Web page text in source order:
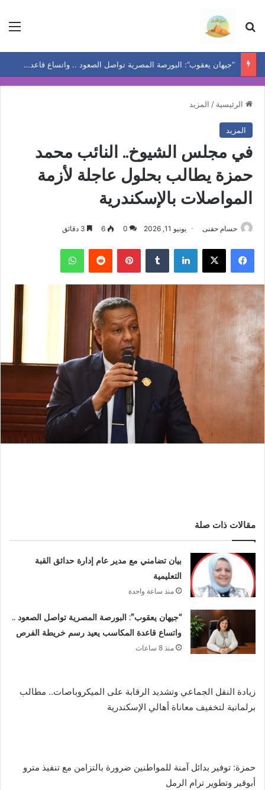
بحث عن
“جيهان يعقوب”: البورصة المصرية تواصل الصعود .. واتساع قاعدة المكاسب يعيد رسم خريطة الفرص
الرئيسية / المزيد
المزيد
في مجلس الشيوخ.. النائب محمد
حمزة يطالب بحلول عاجلة لأزمة
المواصلات بالإسكندرية
حسام حفنى يونيو 11, 2026 0
6
فيسبوك ‫X لينكدإن بينتيريست واتساب
مقالات ذات صلة
بيان تضامني مع مدير عام إدارة حدائق القبة
التعليمية
منذ ساعة واحدة
“جيهان يعقوب”: البورصة المصرية تواصل الصعود ..
واتساع قاعدة المكاسب يعيد رسم خريطة الفرص
منذ 8 ساعات
زيادة النقل الجماعي وتشديد الرقابة على الميكروباصات.. مطالب
برلمانية لتخفيف معاناة أهالي الإسكندرية
حمزة: توفير بدائل آمنة للمواطنين ضرورة بالتزامن مع تنفيذ مترو
أبوقير وتطوير ترام الرمل